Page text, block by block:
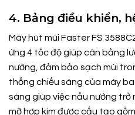
4. Bảng điều khiển,
Máy hút mùi Faster FS
ứng 4 tốc độ giúp cân bằng
nướng, đảm bảo sạch mùi
thống chiếu sáng của máy
sáng giúp việc nấu nướng trở
mỡ hợp kim được cấu tạo